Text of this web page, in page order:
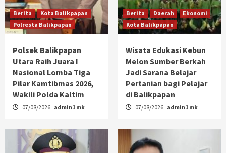
Berita
Kota Balikpapan
Polresta Balikpapan
Polsek Balikpapan
Utara Raih Juara I
Nasional Lomba Tiga
Pilar Kamtibmas 2026,
Wakili Polda Kaltim
07/08/2026 admin1 mk
Berita Daerah
Ekonomi
Kota Balikpapan
Wisata Edukasi Kebun
Melon Sumber Berkah
Jadi Sarana Belajar
Pertanian bagi Pelajar
di Balikpapan
07/08/2026 admin1 mk